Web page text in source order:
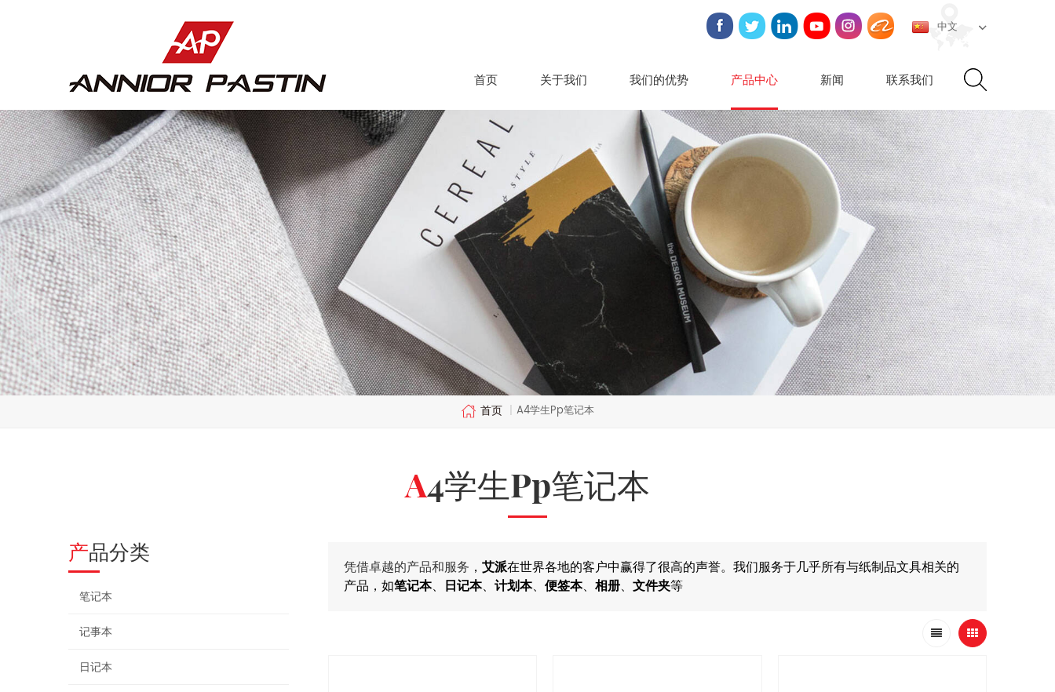
中文
首页 关于我们 我们的优势 产品中心 新闻 联系我们
首页 | A4学生pp笔记本
A4学生pp笔记本
产品分类
笔记本
记事本
日记本
凭借卓越的产品和服务 ， 艾派在世界各地的客户中赢得了很高的声誉。我们服务于几乎所有与纸制品文具相关的
产品，如笔记本、 日记本、 计划本、 便签本、 相册、 文件夹等